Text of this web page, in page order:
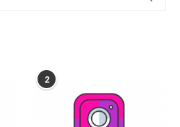
2